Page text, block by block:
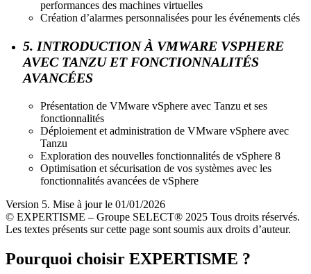
performances des machines virtuelles
Création d’alarmes personnalisées pour les événements clés
5. INTRODUCTION À VMWARE VSPHERE
AVEC TANZU ET FONCTIONNALITÉS
AVANCÉES
Présentation de VMware vSphere avec Tanzu et ses
fonctionnalités
Déploiement et administration de VMware vSphere avec
Tanzu
Exploration des nouvelles fonctionnalités de vSphere 8
Optimisation et sécurisation de vos systèmes avec les
fonctionnalités avancées de vSphere
Version 5. Mise à jour le 01/01/2026
© EXPERTISME – Groupe SELECT® 2025 Tous droits réservés.
Les textes présents sur cette page sont soumis aux droits d’auteur.
Pourquoi choisir EXPERTISME ?